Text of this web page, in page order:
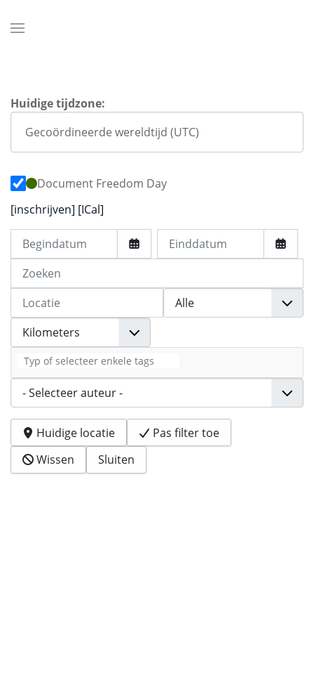
Huidige tijdzone:
Document Freedom Day
[inschrijven] [ICal]
Begindatum
Einddatum
Zoeken
Locatie
Tags
Auteur
Huidige locatie
Pas filter toe
Wissen
Sluiten